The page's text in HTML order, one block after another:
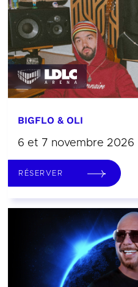
BIGFLO & OLI
6 et 7 novembre 2026
RÉSERVER